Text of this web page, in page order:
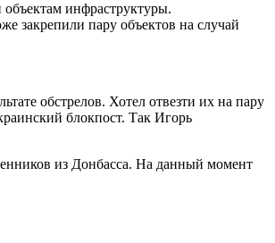
инфраструктуры.
закрепили пару объектов на случай
обстрелов. Хотел отвезти их на пару
блокпост. Так Игорь
из Донбасса. На данный момент